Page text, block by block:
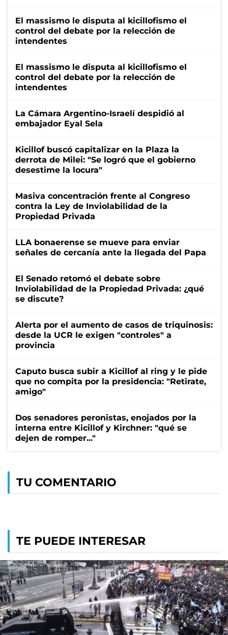
El massismo le disputa al kicillofismo el
control del debate por la relección de
intendentes
El massismo le disputa al kicillofismo el
control del debate por la relección de
intendentes
La Cámara Argentino-Israelí despidió al
embajador Eyal Sela
Kicillof buscó capitalizar en la Plaza la
derrota de Milei: "Se logró que el gobierno
desestime la locura"
Masiva concentración frente al Congreso
contra la Ley de Inviolabilidad de la
Propiedad Privada
LLA bonaerense se mueve para enviar
señales de cercanía ante la llegada del Papa
El Senado retomó el debate sobre
Inviolabilidad de la Propiedad Privada: ¿qué
se discute?
Alerta por el aumento de casos de triquinosis:
desde la UCR le exigen "controles" a
provincia
Caputo busca subir a Kicillof al ring y le pide
que no compita por la presidencia: "Retirate,
amigo"
Dos senadores peronistas, enojados por la
interna entre Kicillof y Kirchner: "qué se
dejen de romper..."
TU COMENTARIO
TE PUEDE INTERESAR